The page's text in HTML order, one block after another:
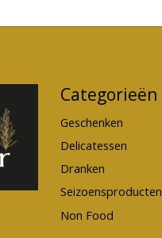
Categorieën
Geschenken
Delicatessen
Dranken
Seizoensproducten
Non Food